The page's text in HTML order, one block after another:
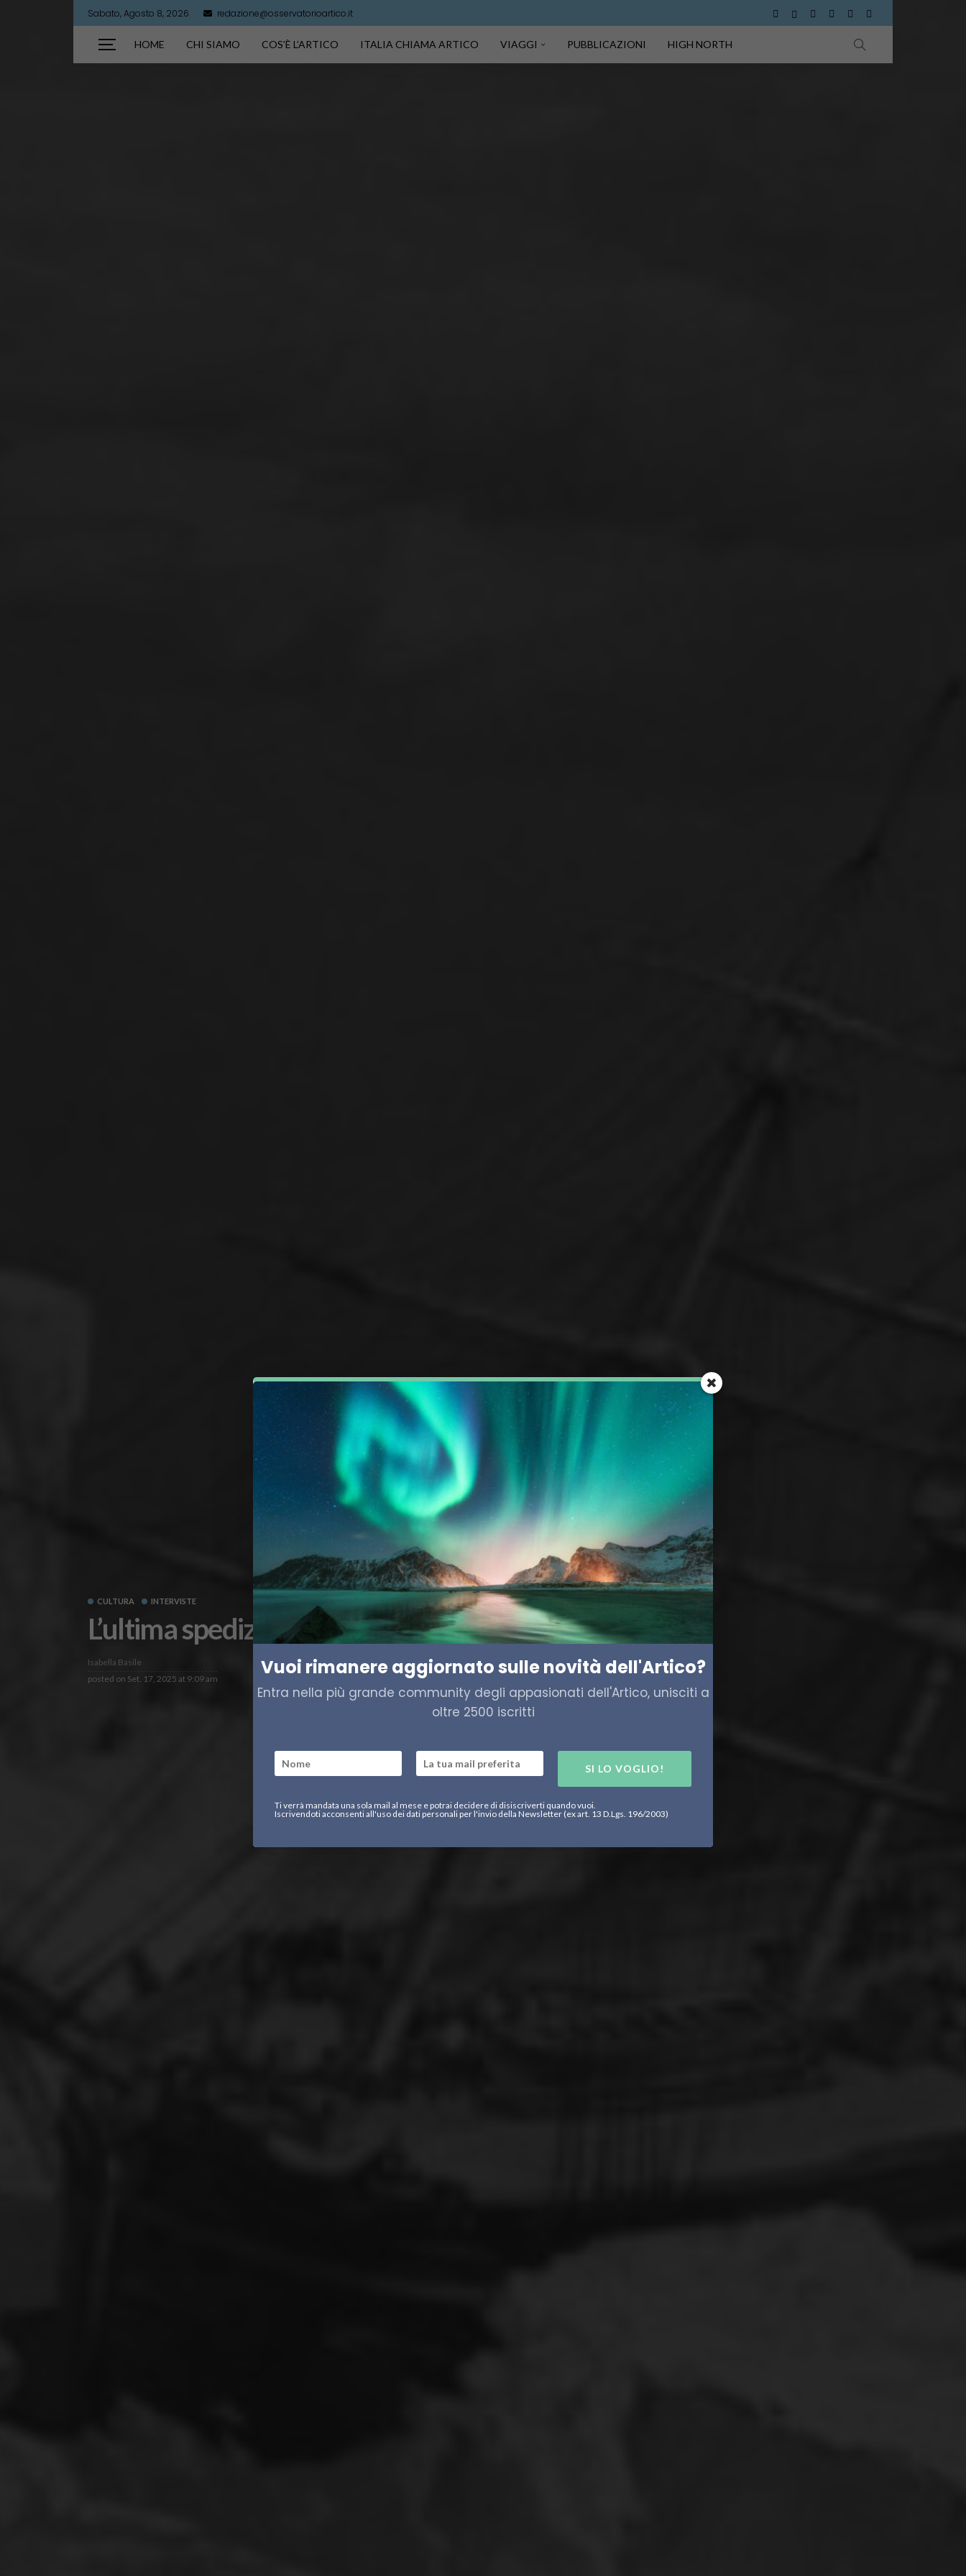
Sabato, Agosto 8, 2026 redazione@osservatorioartico.it
HOME CHI SIAMO COS’È L’ARTICO ITALIA CHIAMA ARTICO VIAGGI PUBBLICAZIONI HIGH NORTH
CULTURA INTERVISTE
L’ultima spedizione, intervista a Nicola Vascon
Isabella Basile
posted on Set. 17, 2025 at 9:09 am Vuoi rimanere aggiornato sulle novità dell'Artico?
Entra nella più grande community degli appasionati dell'Artico, unisciti a
oltre 2500 iscritti
SI LO VOGLIO!
Ti verrà mandata una sola mail al mese e potrai decidere di disiscriverti quando vuoi.
Iscrivendoti acconsenti all'uso dei dati personali per l'invio della Newsletter (ex art. 13 D.Lgs. 196/2003)